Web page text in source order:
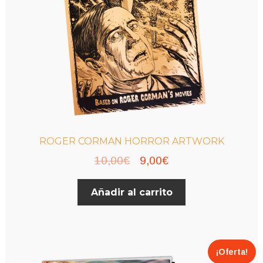
ROGER CORMAN HORROR ARTWORK
10,00€
El
precio
original
9,00€El
precio
actual
Añadir al carrito
¡Oferta!